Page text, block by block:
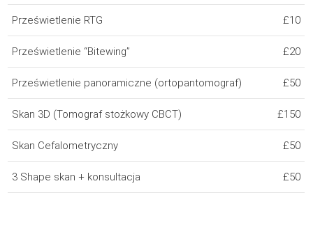
Prześwietlenie RTG £10
Prześwietlenie “Bitewing” £20
Prześwietlenie panoramiczne (ortopantomograf) £50
Skan 3D (Tomograf stożkowy CBCT) £150
Skan Cefalometryczny £50
3 Shape skan + konsultacja £50